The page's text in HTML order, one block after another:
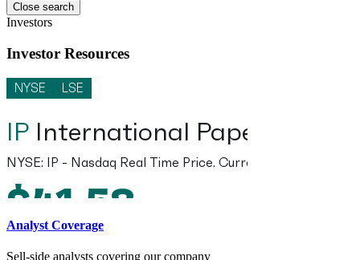
Close search
Investors
Investor Resources
Analyst Coverage
Sell-side analysts covering our company